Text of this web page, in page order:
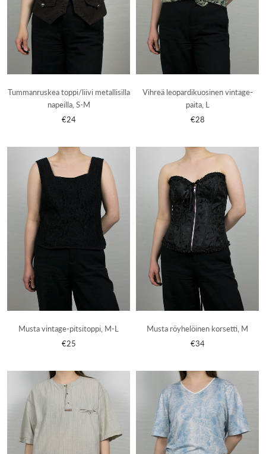
Tummanruskea toppi/liivi metallisilla
napeilla, S-M
€24
Vihreä leopardikuosinen vintage-
paita, L
€28
Musta vintage-pitsitoppi, M-L
€25
Musta röyhelöinen korsetti, M
€34